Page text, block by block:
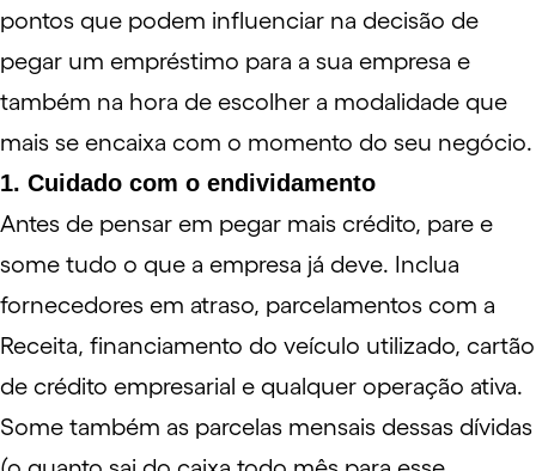
pontos que podem influenciar na decisão de
pegar um empréstimo para a sua empresa e
também na hora de escolher a modalidade que
mais se encaixa com o momento do seu negócio.
1. Cuidado com o endividamento
Antes de pensar em pegar mais crédito, pare e
some tudo o que a empresa já deve. Inclua
fornecedores em atraso, parcelamentos com a
Receita, financiamento do veículo utilizado, cartão
de crédito empresarial e qualquer operação ativa.
Some também as parcelas mensais dessas dívidas